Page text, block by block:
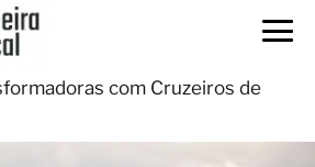
com Cruzeiros de